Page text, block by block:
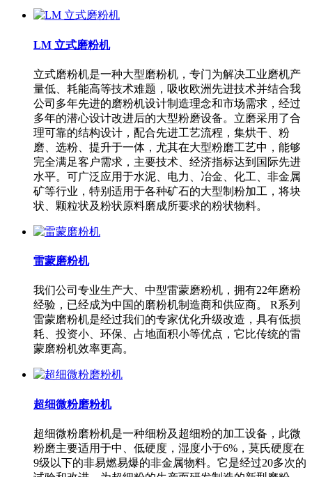
LM 立式磨粉机
立式磨粉机是一种大型磨粉机，专门为解决工业磨机产
量低、耗能高等技术难题，吸收欧洲先进技术并结合我
公司多年先进的磨粉机设计制造理念和市场需求，经过
多年的潜心设计改进后的大型粉磨设备。立磨采用了合
理可靠的结构设计，配合先进工艺流程，集烘干、粉
磨、选粉、提升于一体，尤其在大型粉磨工艺中，能够
完全满足客户需求，主要技术、经济指标达到国际先进
水平。可广泛应用于水泥、电力、冶金、化工、非金属
矿等行业，特别适用于各种矿石的大型制粉加工，将块
状、颗粒状及粉状原料磨成所要求的粉状物料。
雷蒙磨粉机
我们公司专业生产大、中型雷蒙磨粉机，拥有22年磨粉
经验，已经成为中国的磨粉机制造商和供应商。 R系列
雷蒙磨粉机是经过我们的专家优化升级改造，具有低损
耗、投资小、环保、占地面积小等优点，它比传统的雷
蒙磨粉机效率更高。
超细微粉磨粉机
超细微粉磨粉机是一种细粉及超细粉的加工设备，此微
粉磨主要适用于中、低硬度，湿度小于6%，莫氏硬度在
9级以下的非易燃易爆的非金属物料。它是经过20多次的